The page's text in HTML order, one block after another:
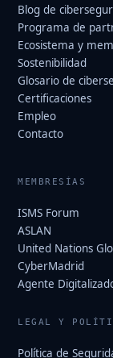
Blog de
Programa de
Ecosistema y
Sostenibilidad
Glosario de
Certificaciones
Empleo
Contacto
MEMBRESÍAS
ISMS Forum
ASLAN
United Nations
CyberMadrid
Agente
LEGAL Y
Política de